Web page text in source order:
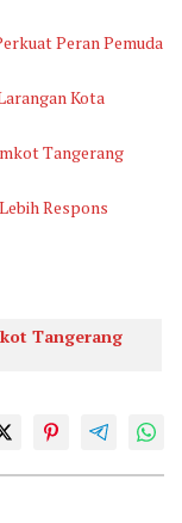
Peran Pemuda
Kota
Tangerang
Respons
Tangerang